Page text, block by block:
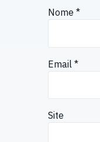
Nome *
Email *
Site